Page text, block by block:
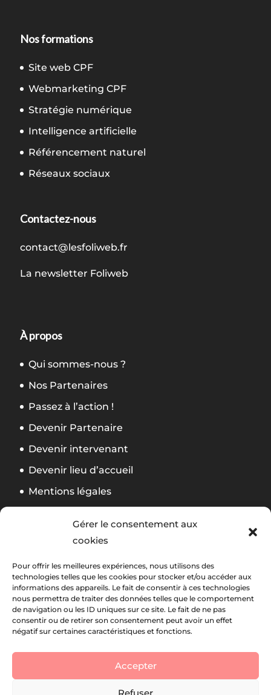
Gérer le consentement aux
cookies
Pour offrir les meilleures expériences, nous utilisons des
technologies telles que les cookies pour stocker et/ou accéder aux
informations des appareils. Le fait de consentir à ces technologies
nous permettra de traiter des données telles que le comportement
de navigation ou les ID uniques sur ce site. Le fait de ne pas
consentir ou de retirer son consentement peut avoir un effet
négatif sur certaines caractéristiques et fonctions.
Accepter
Refuser
Nos formations
Site web CPF
Webmarketing CPF
Stratégie numérique
Intelligence artificielle
Référencement naturel
Réseaux sociaux
Contactez-nous
contact@lesfoliweb.fr
La newsletter Foliweb
À propos
Qui sommes-nous ?
Nos Partenaires
Passez à l’action !
Devenir Partenaire
Devenir intervenant
Devenir lieu d’accueil
Mentions légales
CGV Formation
Suivez notre actuLa newsletter Foliweb